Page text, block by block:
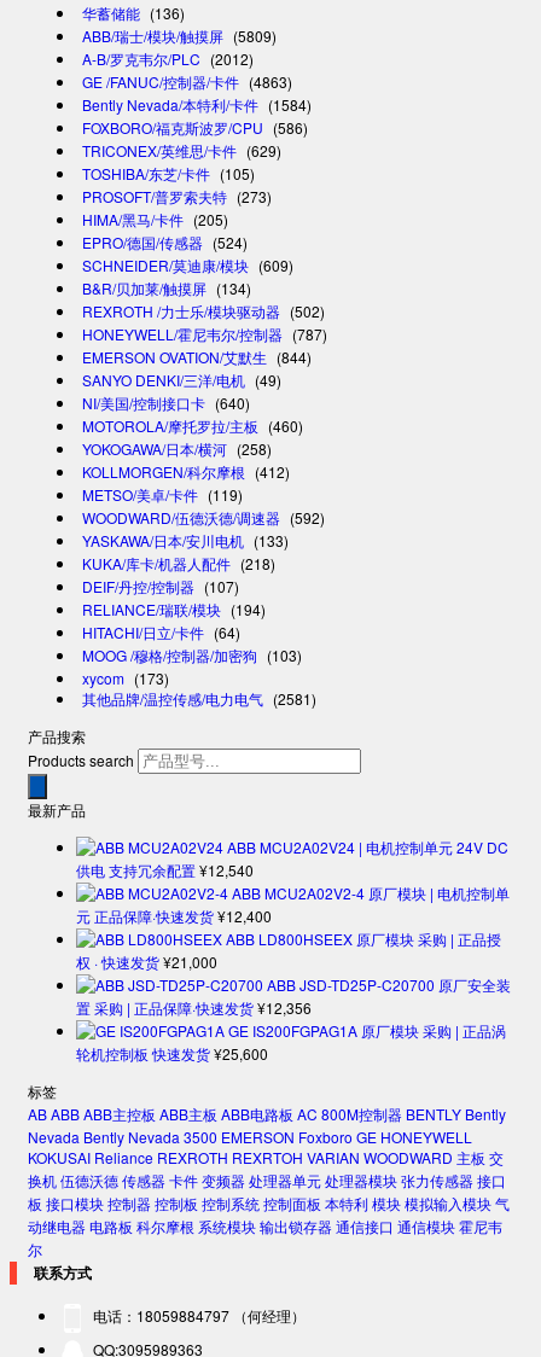
华蓄储能 (136)
ABB/瑞士/模块/触摸屏 (5809)
A-B/罗克韦尔/PLC (2012)
GE /FANUC/控制器/卡件 (4863)
Bently Nevada/本特利/卡件 (1584)
FOXBORO/福克斯波罗/CPU (586)
TRICONEX/英维思/卡件 (629)
TOSHIBA/东芝/卡件 (105)
PROSOFT/普罗索夫特 (273)
HIMA/黑马/卡件 (205)
EPRO/德国/传感器 (524)
SCHNEIDER/莫迪康/模块 (609)
B&R/贝加莱/触摸屏 (134)
REXROTH /力士乐/模块驱动器 (502)
HONEYWELL/霍尼韦尔/控制器 (787)
EMERSON OVATION/艾默生 (844)
SANYO DENKI/三洋/电机 (49)
NI/美国/控制接口卡 (640)
MOTOROLA/摩托罗拉/主板 (460)
YOKOGAWA/日本/横河 (258)
KOLLMORGEN/科尔摩根 (412)
METSO/美卓/卡件 (119)
WOODWARD/伍德沃德/调速器 (592)
YASKAWA/日本/安川电机 (133)
KUKA/库卡/机器人配件 (218)
DEIF/丹控/控制器 (107)
RELIANCE/瑞联/模块 (194)
HITACHI/日立/卡件 (64)
MOOG /穆格/控制器/加密狗 (103)
xycom (173)
其他品牌/温控传感/电力电气 (2581)
产品搜索
Products search
最新产品
ABB MCU2A02V24 | 电机控制单元 24V DC
供电 支持冗余配置¥12,540
ABB MCU2A02V2-4 原厂模块 | 电机控制单
元 正品保障·快速发货¥12,400
ABB LD800HSEEX 原厂模块 采购 | 正品授
权 · 快速发货¥21,000
ABB JSD-TD25P-C20700 原厂安全装
置 采购 | 正品保障·快速发货¥12,356
GE IS200FGPAG1A 原厂模块 采购 | 正品涡
轮机控制板 快速发货¥25,600
标签
ABABBABB主控板 ABB主板 ABB电路板 AC 800M控制器 BENTLY Bently
Nevada Bently Nevada 3500 EMERSON Foxboro GE HONEYWELL
KOKUSAI Reliance REXROTH REXRTOH VARIAN WOODWARD 主板 交
换机伍德沃德传感器卡件变频器处理器单元处理器模块张力传感器接口
板 接口模块控制器控制板 控制系统控制面板 本特利模块模拟输入模块气
动继电器电路板 科尔摩根 系统模块输出锁存器通信接口 通信模块霍尼韦
尔
联系方式
电话：18059884797 （何经理）
QQ:3095989363